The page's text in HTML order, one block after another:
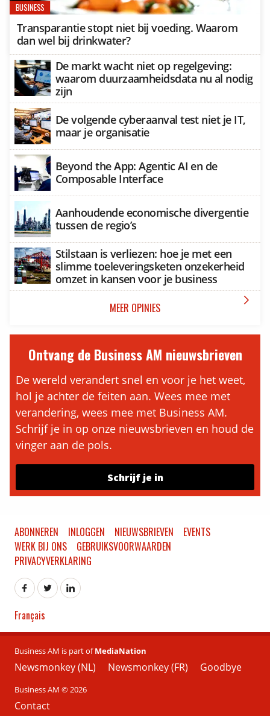
BUSINESS
Transparantie stopt niet bij voeding. Waarom
dan wel bij drinkwater?
De markt wacht niet op regelgeving:
waarom duurzaamheidsdata nu al nodig
zijn
De volgende cyberaanval test niet je IT,
maar je organisatie
Beyond the App: Agentic AI en de
Composable Interface
Aanhoudende economische divergentie
tussen de regio’s
Stilstaan is verliezen: hoe je met een
slimme toeleveringsketen onzekerheid
omzet in kansen voor je business
MEER OPINIES

Ontvang de Business AM nieuwsbrieven
De wereld verandert snel en voor je het weet,
hol je achter de feiten aan. Wees mee met
verandering, wees mee met Business AM.
Schrijf je in op onze nieuwsbrieven en houd de
vinger aan de pols.
Schrijf je in
ABONNEREN INLOGGEN NIEUWSBRIEVEN
EVENTS
WERK BIJ ONS
GEBRUIKSVOORWAARDEN
PRIVACYVERKLARING
Français
Business AM is part ofMediaNation
Newsmonkey (NL) Newsmonkey (FR) Goodbye
Business AM © 2026
Contact